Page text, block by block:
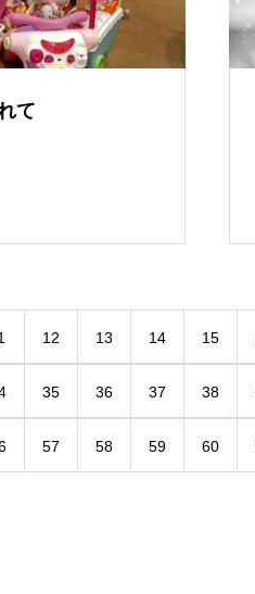
て
12 13 14 15
35 36 37 38
57 58 59 60